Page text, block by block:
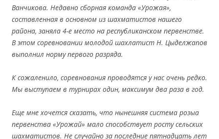
Ванчикова. Недавно сборная команда «Урожая»,
составленная в основном из шахматистов нашего
района, заняла 4-е место на республиканском первенстве.
В этом соревновании молодой шахлатист Н. Цыделжапов
выполнил норму первого разpядa.
К сожаленило, соревнования проводятся у нас очень редко.
Мы выступаем в турнирах один, максимум два раза в год.
Eщe мне хочется сказать, что нынешняя система розыа
первенства «Урожай» мало способствует росту сельских
шахматистов. Не случайно за последние пятнадцать лет